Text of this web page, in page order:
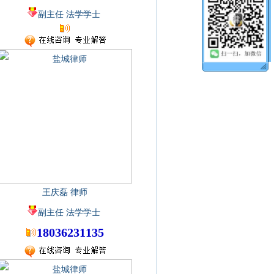
副主任 法学学士
王庆磊 律师
副主任 法学学士
18036231135